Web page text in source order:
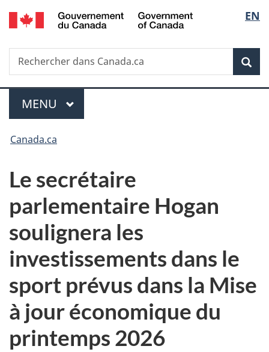
Passer
au
principal
Passer
à
Au
du
Passer
à
version
simplifiée
de
la
EN
Recherche
Rechercher
dans
Menu
MENU PRINCIPAL
Vous
ici :
Canada.ca
Le secrétaire
parlementaire Hogan
soulignera les
investissements dans le
sport prévus dans la Mise
à jour économique du
printemps 2026